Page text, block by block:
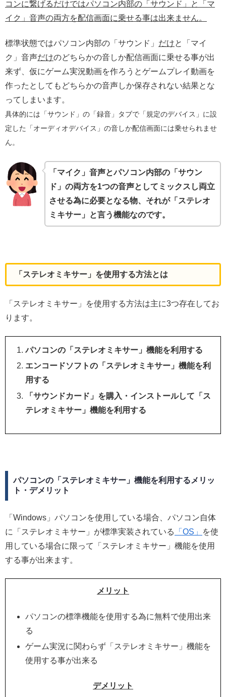
コンに繋げるだけではパソコン内部の「サウンド」と「マ
イク」音声の両方を配信画面に乗せる事は出来ません。
標準状態ではパソコン内部の「サウンド」 だけと「マイ
ク」音声だけのどちらかの音しか配信画面に乗せる事が出
来ず、仮にゲーム実況動画を作ろうとゲームプレイ動画を
作ったとしてもどちらかの音声しか保存されない結果とな
ってしまいます。
具体的には「サウンド」の「録音」タブで「規定のデバイス」に設
定した「オーディオデバイス」の音しか配信画面には乗せられませ
ん。
「マイク」音声とパソコン内部の「サウン
ド」の両方を1つの音声としてミックスし両立
させる為に必要となる物、それが「ステレオ
ミキサー」と言う機能なのです。
「ステレオミキサー」を使用する方法とは
「ステレオミキサー」を使用する方法は主に3つ存在してお
ります。
パソコンの「ステレオミキサー」機能を利用する
エンコードソフトの「ステレオミキサー」機能を利
用する
「サウンドカード」を購入・インストールして「ス
テレオミキサー」機能を利用する
パソコンの「ステレオミキサー」機能を利用するメリッ
ト・デメリット
「Windows」パソコンを使用している場合、パソコン自体
に「ステレオミキサー」が標準実装されている
「OS」
を使
用している場合に限って「ステレオミキサー」機能を使用
する事が出来ます。
メリット
パソコンの標準機能を使用する為に無料で使用出来
る
ゲーム実況に関わらず「ステレオミキサー」機能を
使用する事が出来る
デメリット